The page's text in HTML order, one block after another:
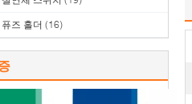
즈 홀더 (16)